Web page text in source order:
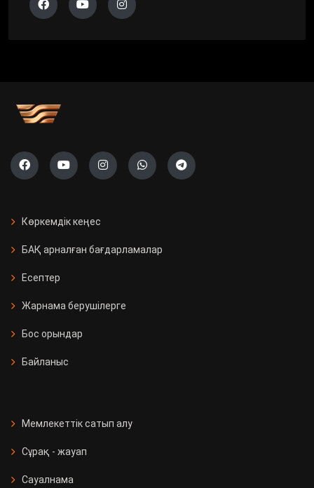
Көркемдік кеңес
БАҚ арналған бағдарламалар
Есептер
Жарнама берушілерге
Бос орындар
Байланыс
Мемлекеттік сатып алу
Сұрақ - жауап
Сауалнама